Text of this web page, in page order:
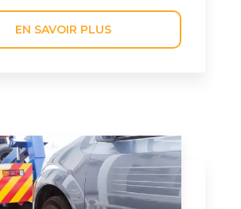
EN SAVOIR PLUS